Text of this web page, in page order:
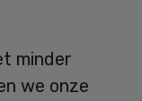
minder
we onze